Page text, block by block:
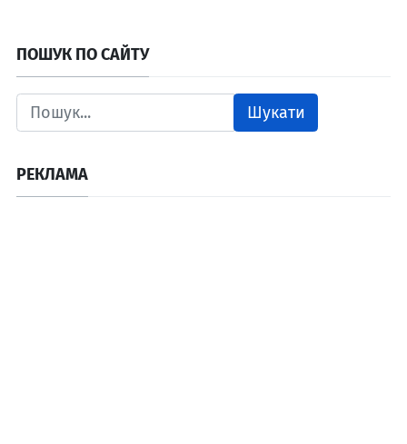
ПОШУК ПО САЙТУ
Шукати
РЕКЛАМА